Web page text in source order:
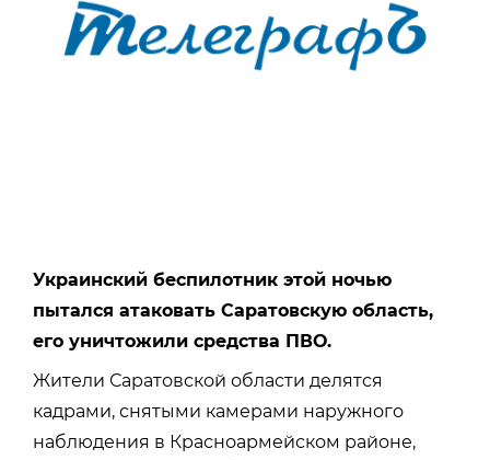
Украинский беспилотник этой ночью
пытался атаковать Саратовскую область,
его уничтожили средства ПВО.
Жители Саратовской области делятся
кадрами, снятыми камерами наружного
наблюдения в Красноармейском районе,